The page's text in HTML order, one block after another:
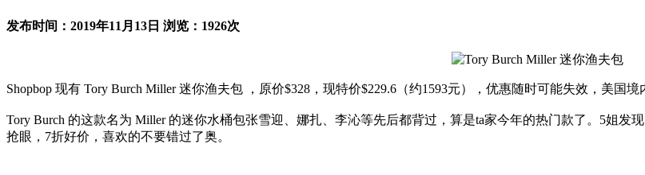
发布时间：2019年11月13日 浏览：1926次
Shopbop 现有 Tory Burch Miller 迷你渔夫包 ，原价$328，现特价$229.6（约1593元），优惠随时可能失效，美国境
Tory Burch 的这款名为 Miller 的迷你水桶包张雪迎、娜扎、李沁等先后都背过，算是ta家今年的热门款了。5姐发
抢眼，7折好价，喜欢的不要错过了奥。